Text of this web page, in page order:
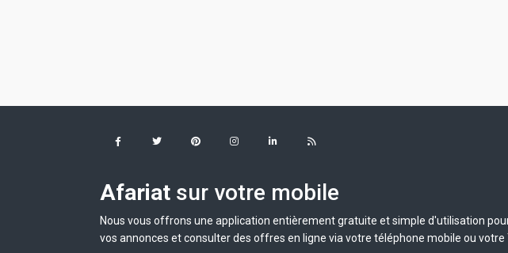
Afariat sur votre mobile
Nous vous offrons une application entièrement gratuite et simple d'utilisation
vos annonces et consulter des offres en ligne via votre téléphone mobile ou votre